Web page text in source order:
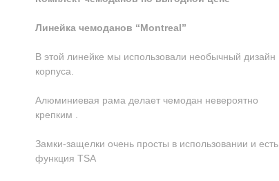
Линейка чемоданов “Montreal”
В этой линейке мы использовали необычный дизайн
корпуса.
Алюминиевая рама делает чемодан невероятно
крепким .
Замки-защелки очень просты в использовании и есть
функция TSA